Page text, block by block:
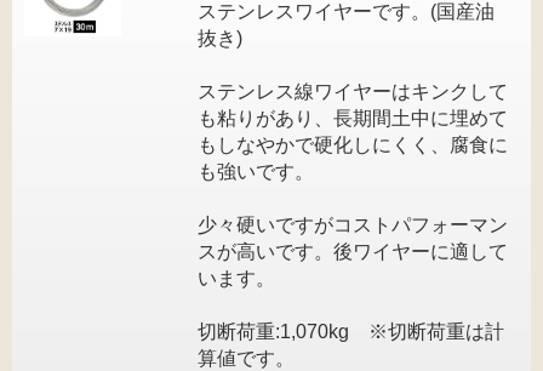
ステンレスワイヤーです。(国産油
抜き)
ステンレス線ワイヤーはキンクして
も粘りがあり、長期間土中に埋めて
もしなやかで硬化しにくく、腐食に
も強いです。
少々硬いですがコストパフォーマン
スが高いです。後ワイヤーに適して
います。
切断荷重:1,070kg ※切断荷重は計
算値です。